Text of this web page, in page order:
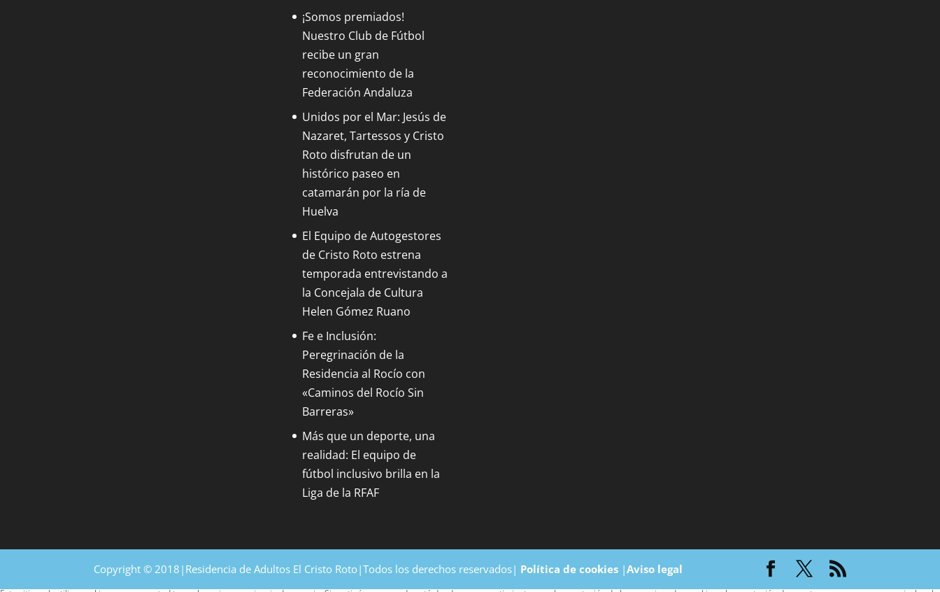
¡Somos premiados!
Nuestro Club de Fútbol
recibe un gran
reconocimiento de la
Federación Andaluza
Unidos por el Mar: Jesús de
Nazaret, Tartessos y Cristo
Roto disfrutan de un
histórico paseo en
catamarán por la ría de
Huelva
El Equipo de Autogestores
de Cristo Roto estrena
temporada entrevistando a
la Concejala de Cultura
Helen Gómez Ruano
Fe e Inclusión:
Peregrinación de la
Residencia al Rocío con
«Caminos del Rocío Sin
Barreras»
Más que un deporte, una
realidad: El equipo de
fútbol inclusivo brilla en la
Liga de la RFAF
Copyright © 2018|Residencia de Adultos El Cristo Roto|Todos los derechos reservados| Política de cookies |Aviso legal